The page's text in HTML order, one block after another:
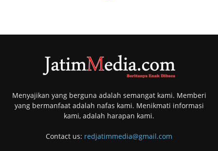
Menyajikan yang berguna adalah semangat kami. Memberi
yang bermanfaat adalah nafas kami. Menikmati informasi
kami, adalah harapan kami.
Contact us: redjatimmedia@gmail.com